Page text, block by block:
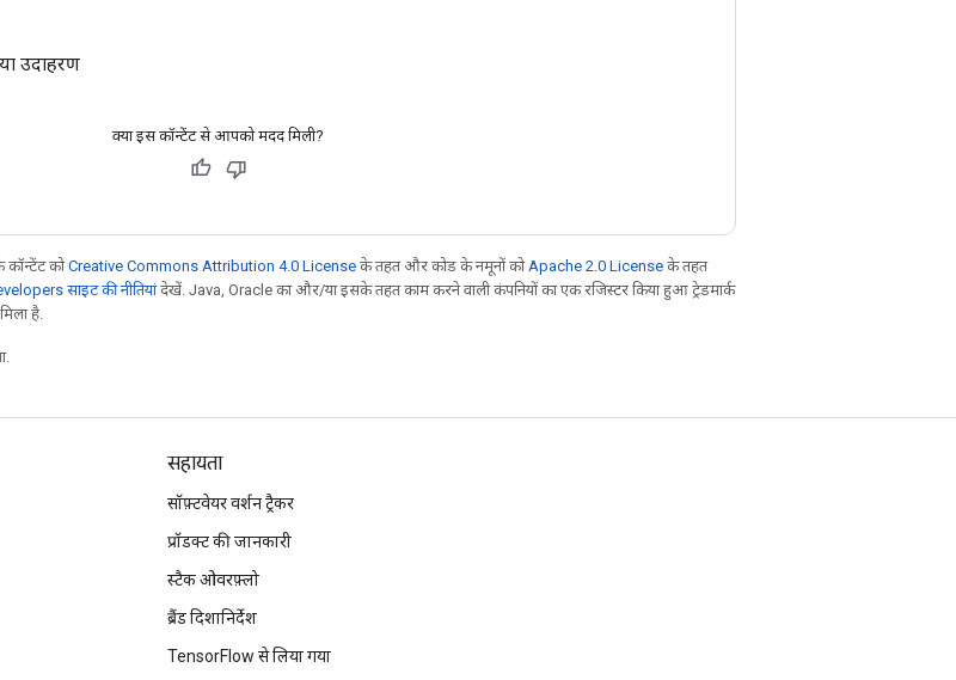
उदाहरण
क्या इस कॉन्टेंट से आपको मदद मिली?
कोCreative Commons Attribution 4.0 License के तहत और कोड के नमूनों को Apache 2.0 License के तहत
साइट की नीतियांदेखें. Java, Oracle का और/या इसके तहत काम करने वाली कंपनियों का एक रजिस्टर किया हुआ ट्रेडमार्क
है.
सहायता
सॉफ़्टवेयर वर्शन ट्रैकर
प्रॉडक्ट की जानकारी
स्टैक ओवरफ़्लो
ब्रैंड दिशानिर्देश
TensorFlow से लिया गया